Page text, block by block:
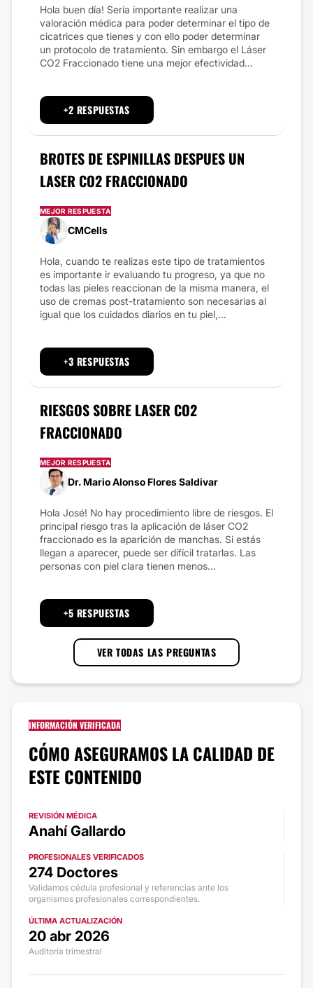
Hola buen día! Sería importante realizar una
valoración médica para poder determinar el tipo de
cicatrices que tienes y con ello poder determinar
un protocolo de tratamiento. Sin embargo el Láser
CO2 Fraccionado tiene una mejor efectividad...
+2 RESPUESTAS
BROTES DE ESPINILLAS DESPUES UN
LASER CO2 FRACCIONADO
MEJOR RESPUESTA
CMCells
Hola, cuando te realizas este tipo de tratamientos
es importante ir evaluando tu progreso, ya que no
todas las pieles reaccionan de la misma manera, el
uso de cremas post-tratamiento son necesarias al
igual que los cuidados diarios en tu piel,...
+3 RESPUESTAS
RIESGOS SOBRE LASER CO2
FRACCIONADO
MEJOR RESPUESTA
Dr. Mario Alonso Flores Saldivar
Hola José! No hay procedimiento libre de riesgos. El
principal riesgo tras la aplicación de láser CO2
fraccionado es la aparición de manchas. Si estás
llegan a aparecer, puede ser difícil tratarlas. Las
personas con piel clara tienen menos...
+5 RESPUESTAS
VER TODAS LAS PREGUNTAS
INFORMACIÓN VERIFICADA
CÓMO ASEGURAMOS LA CALIDAD DE
ESTE CONTENIDO
REVISIÓN MÉDICA
Anahí Gallardo
PROFESIONALES VERIFICADOS
274 Doctores
Validamos cédula profesional y referencias ante los
organismos profesionales correspondientes.
ÚLTIMA ACTUALIZACIÓN
20 abr 2026
Auditoría trimestral